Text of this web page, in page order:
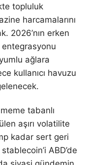
topluluk
harcamalarını
2026’nın erken
ağlara
kullanıcı havuzu
tabanlı
aşırı volatilite
kadar sert geri
ABD’de